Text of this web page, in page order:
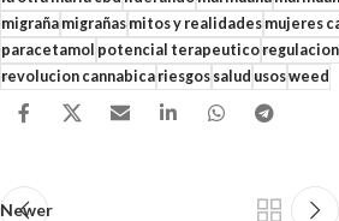
migrañamigrañasmitos y realidadesmujeres
paracetamol potencial terapeutico
revolucion cannabicariesgossalud usosweed
Newer